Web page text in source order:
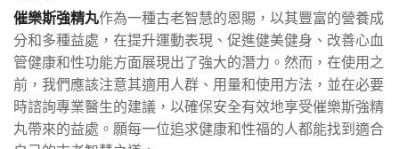
催樂斯強精丸作為一種古老智慧的恩賜，以其豐富的營養成
分和多種益處，在提升運動表現、促進健美健身、改善心血
管健康和性功能方面展現出了強大的潛力。然而，在使用之
前，我們應該注意其適用人群、用量和使用方法，並在必要
時諮詢專業醫生的建議，以確保安全有效地享受催樂斯強精
丸帶來的益處。願每一位追求健康和性福的人都能找到適合